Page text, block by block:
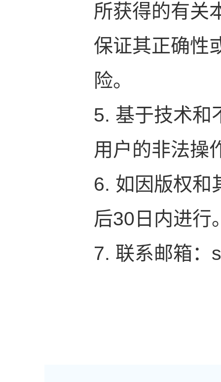
所获得的有关
保证其正确性
险。
5. 基于技术和
用户的非法操
6. 如因版权和
后30日内进行
7. 联系邮箱